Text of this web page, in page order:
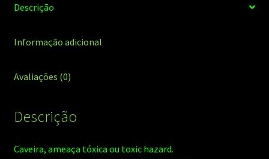
Descrição
Informação adicional
Avaliações (0)
Descrição
Caveira, ameaça tóxica ou toxic hazard.